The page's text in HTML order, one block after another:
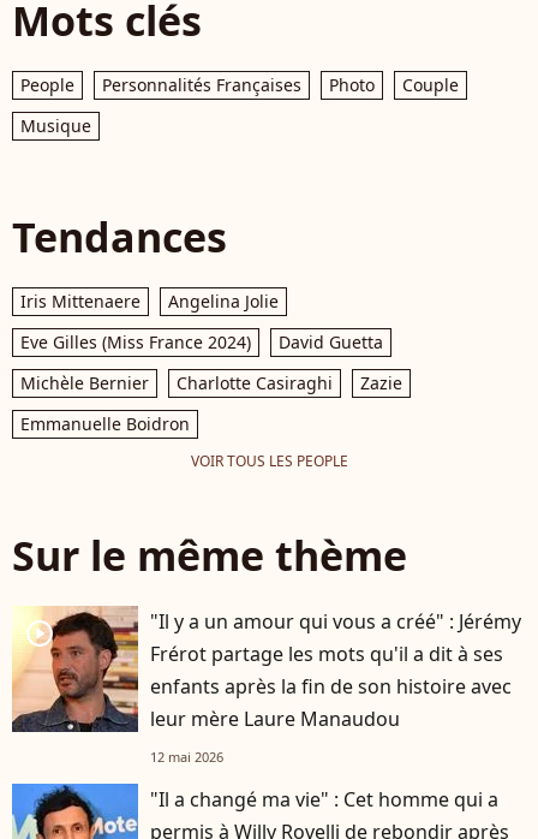
Mots clés
People Personnalités Françaises Photo
Couple
Musique
Tendances
Iris Mittenaere
Angelina Jolie
Eve Gilles (Miss France 2024)
David Guetta
Michèle Bernier
Charlotte Casiraghi
Zazie
Emmanuelle Boidron
VOIR TOUS LES PEOPLE
Sur le même thème
player2
"Il y a un amour qui vous a créé" : Jérémy
Frérot partage les mots qu'il a dit à ses
enfants après la fin de son histoire avec
leur mère Laure Manaudou
12 mai 2026
"Il a changé ma vie" : Cet homme qui a
permis à Willy Rovelli de rebondir après